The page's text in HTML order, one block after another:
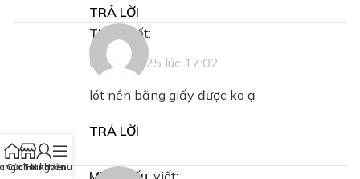
TRẢ LỜI
thng
viết:
05/10/2025 lúc 17:02
lót nền bằng giấy được ko ạ
TRẢ LỜI
Minh Hiếu viết:
chủ
Cửa Hàng
Tài khoản
Menu